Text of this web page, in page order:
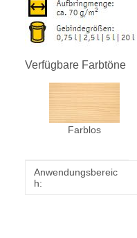
Verfügbare Farbtöne
Farblos
Produkteigenschaft
Wert
Anwendungsbereic
h: